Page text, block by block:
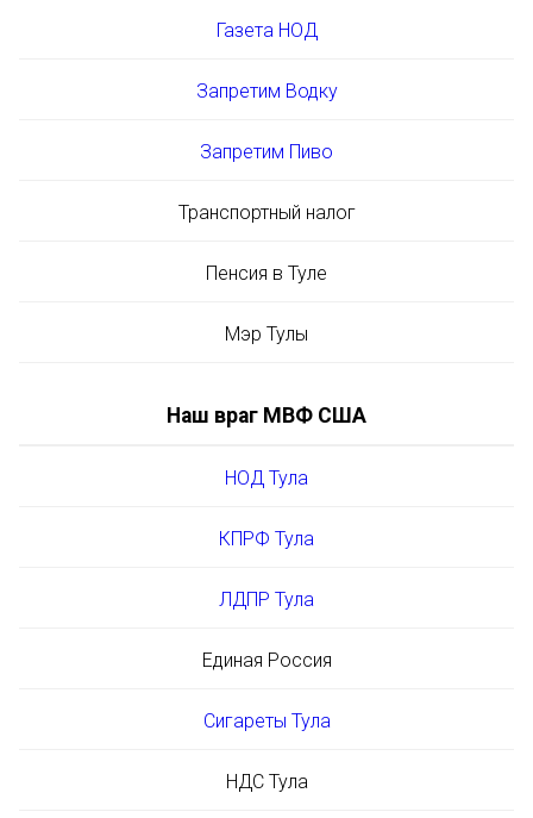
Газета НОД
Запретим Водку
Запретим Пиво
Транспортный налог
Пенсия в Туле
Мэр Тулы
Наш враг МВФ США
НОД Тула
КПРФ Тула
ЛДПР Тула
Единая Россия
Сигареты Тула
НДС Тула